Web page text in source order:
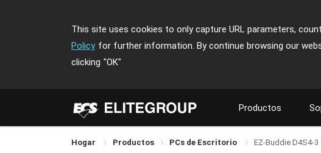
This site uses cookies to only capture URL parameters,
Policy for further information. By continue browsing our
clicking "OK"
Productos
Hogar Productos PCs de Escritorio EZ-Buddie D4S4-3